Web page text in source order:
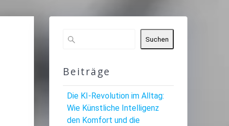
Suchen
Beiträge
Die KI-Revolution im Alltag:
Wie Künstliche Intelligenz
den Komfort und die